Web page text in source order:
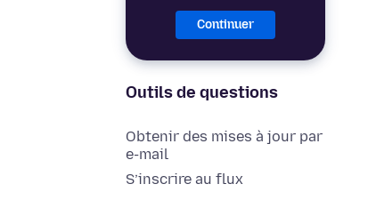
Continuer
Outils de questions
Obtenir des mises à jour par
e-mail
S’inscrire au flux